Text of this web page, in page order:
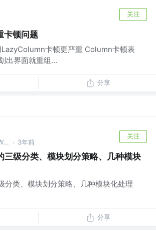
关注
卡顿问题
卡顿更严重 Column卡顿表
出界面就重组...
分享
移动大前端开发@xOS【iOS、HOS、AOS、MacOS、WinOS】【C、C++、OC、Swift、Dart、JS(vue、node】 @系统学习,深度思考 · 3年前
关注
级分类、模块划分策略、几种模块
分类、模块划分策略、几种模块化处理
分享